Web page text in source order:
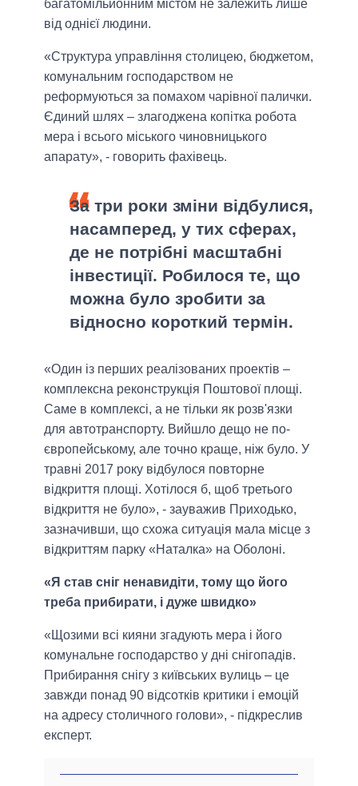
багатомільйонним містом не залежить лише
від однієї людини.
«Структура управління столицею, бюджетом,
комунальним господарством не
реформуються за помахом чарівної палички.
Єдиний шлях – злагоджена копітка робота
мера і всього міського чиновницького
апарату», - говорить фахівець.
За три роки зміни відбулися,
насамперед, у тих сферах,
де не потрібні масштабні
інвестиції. Робилося те, що
можна було зробити за
відносно короткий термін.
«Один із перших реалізованих проектів –
комплексна реконструкція Поштової площі.
Саме в комплексі, а не тільки як розв'язки
для автотранспорту. Вийшло дещо не по-
європейському, але точно краще, ніж було. У
травні 2017 року відбулося повторне
відкриття площі. Хотілося б, щоб третього
відкриття не було», - зауважив Приходько,
зазначивши, що схожа ситуація мала місце з
відкриттям парку «Наталка» на Оболоні.
«Я став сніг ненавидіти, тому що його
треба прибирати, і дуже швидко»
«Щозими всі кияни згадують мера і його
комунальне господарство у дні снігопадів.
Прибирання снігу з київських вулиць – це
завжди понад 90 відсотків критики і емоцій
на адресу столичного голови», - підкреслив
експерт.